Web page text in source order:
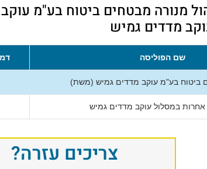
מנורה מבטחים ביטוח בע"מ
מדדים גמיש
שם הפוליסה
ביטוח בע"מ עוקב מדדים גמיש (משת)
אחרות במסלול עוקב מדדים גמיש
צריכים עזרה?